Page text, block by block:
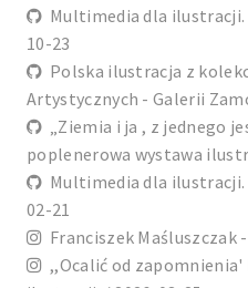
Multimedia dla ilustracji.
10-23
Polska ilustracja z
Artystycznych - Galerii
„Ziemia i ja , z jednego
poplenerowa wystawa
Multimedia dla ilustracji.
02-21
Franciszek Maśluszczak
,,Ocalić od